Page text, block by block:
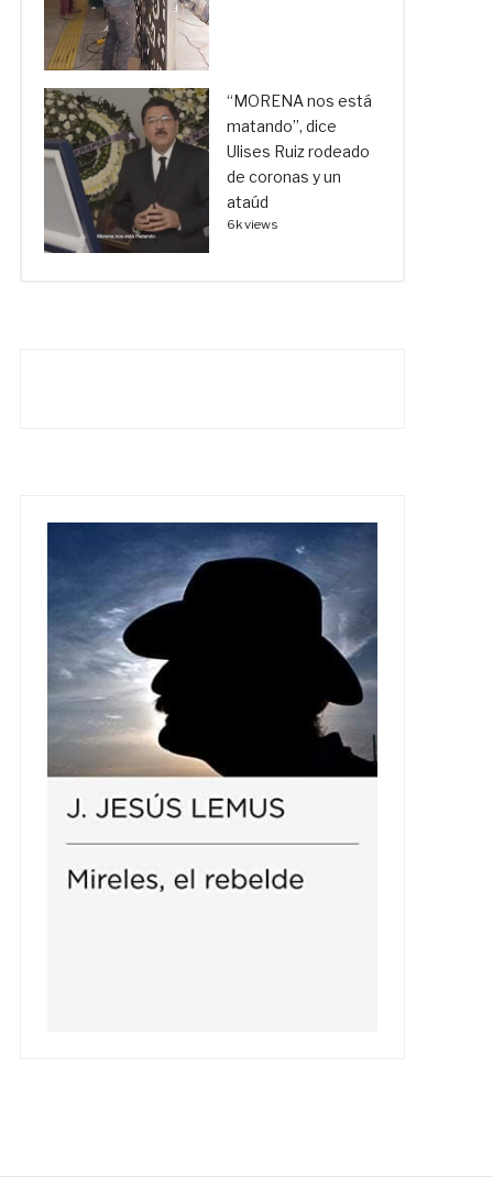
“MORENA nos está
matando”, dice
Ulises Ruiz rodeado
de coronas y un
ataúd
6k views